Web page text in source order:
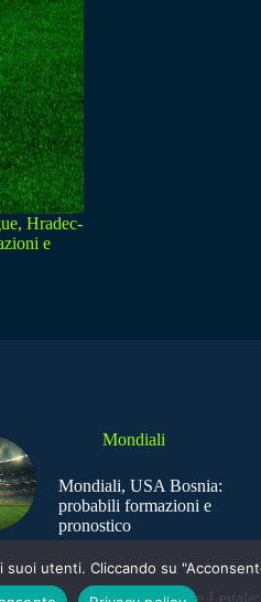
Hradec-
e
Mondiali
Mondiali, USA Bosnia:
probabili formazioni e
pronostico
utenti. Cliccando su